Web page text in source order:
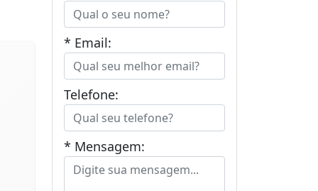
* Email:
Telefone:
* Mensagem: